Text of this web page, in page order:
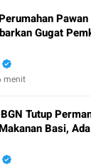
Pawan
Gugat
menit
Tutup
Basi,